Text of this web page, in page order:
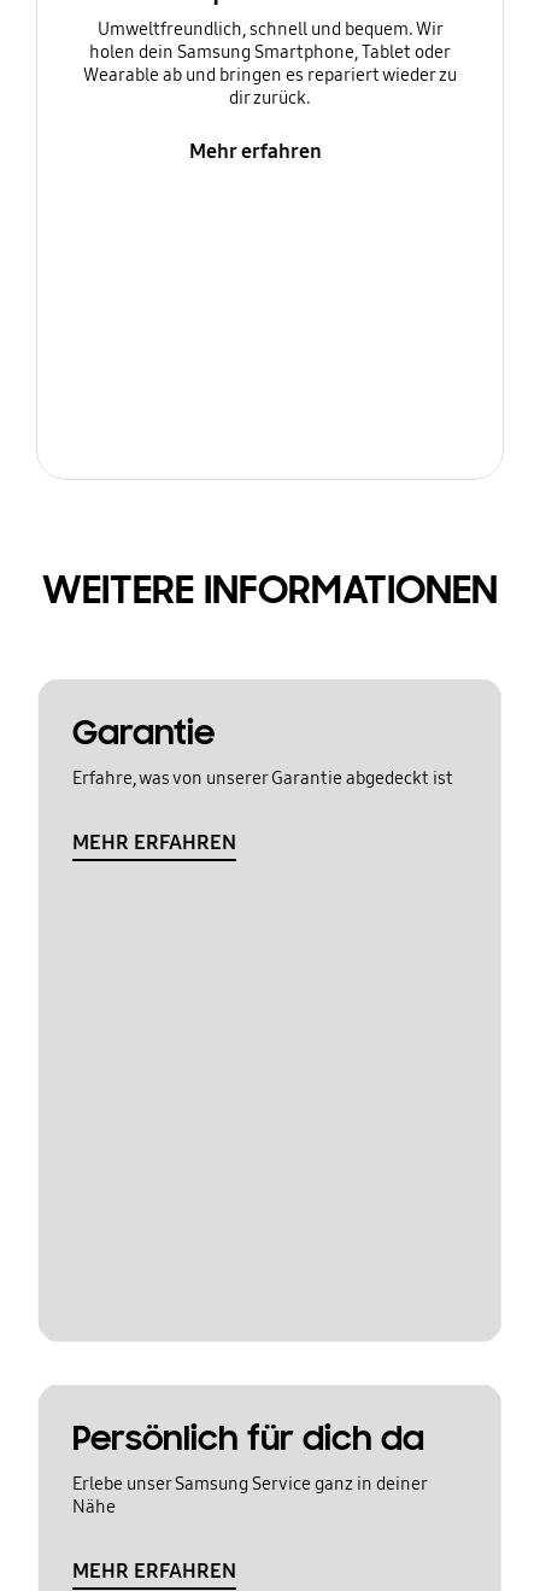
Umweltfreundlich, schnell und bequem. Wir
holen dein Samsung Smartphone, Tablet oder
Wearable ab und bringen es repariert wieder zu
dir zurück.
Mehr erfahren
WEITERE INFORMATIONEN
Garantie
Erfahre, was von unserer Garantie abgedeckt ist
MEHR ERFAHREN
Persönlich für dich da
Erlebe unser Samsung Service ganz in deiner
Nähe
MEHR ERFAHREN